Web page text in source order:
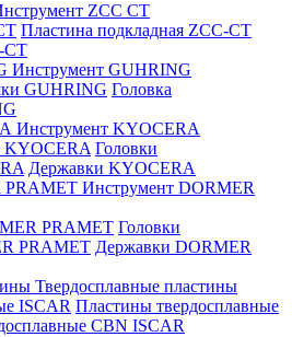
ZCС CT
Пластина подкладная ZCC-CT
CT
Инструмент GUHRING
GUHRING Головка
Инструмент KYOCERA
KYOCERA Головки
Державки KYOCERA
Инструмент DORMER
PRAMET Головки
PRAMET Державки DORMER
Твердосплавные пластины
ISCAR Пластины твердосплавные
CBN ISCAR